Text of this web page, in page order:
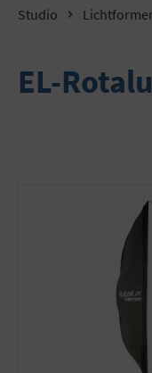
Studio
EL-